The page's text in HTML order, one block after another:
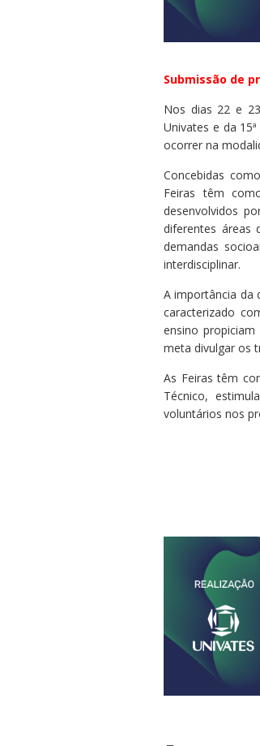
Submissão de
Nos dias 22 e
Univates e da
ocorrer na
Concebidas
Feiras têm
desenvolvidos
diferentes áreas
demandas
interdisciplinar.
A importância da
caracterizado
ensino
meta divulgar os
As Feiras têm
Técnico,
voluntários nos